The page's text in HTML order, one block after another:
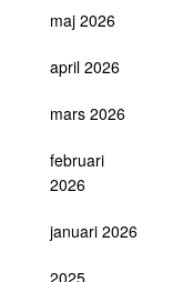
maj 2026
april 2026
mars 2026
februari
2026
januari 2026
2025